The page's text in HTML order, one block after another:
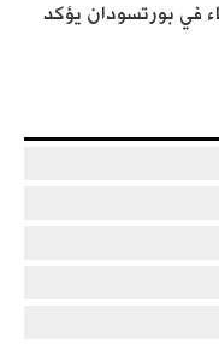
في بورتسودان يؤكد